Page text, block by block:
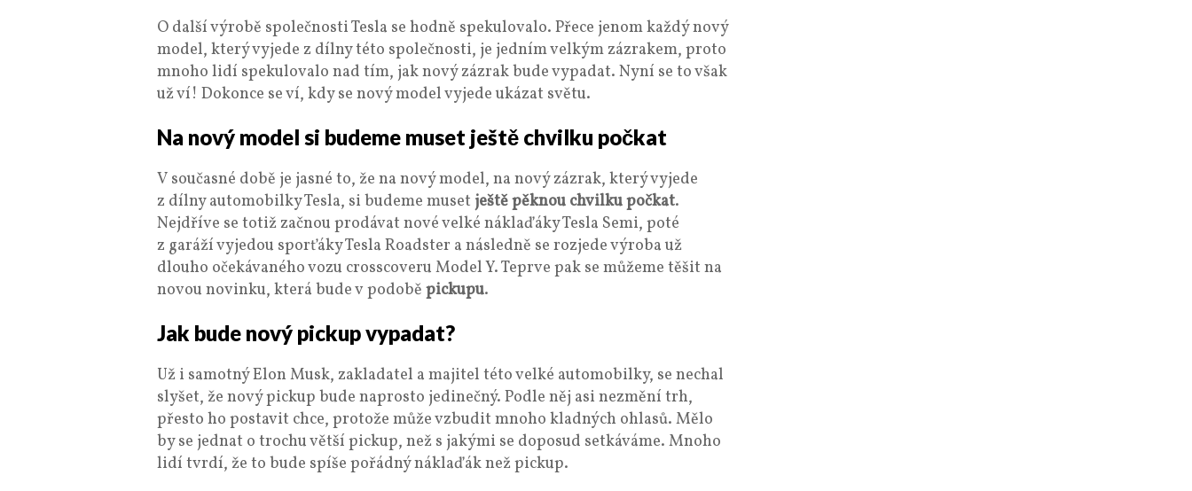
O další výrobě společnosti Tesla se hodně spekulovalo. Přece jenom každý nový
model, který vyjede z dílny této společnosti, je jedním velkým zázrakem, proto
mnoho lidí spekulovalo nad tím, jak nový zázrak bude vypadat. Nyní se to však
už ví! Dokonce se ví, kdy se nový model vyjede ukázat světu.
Na nový model si budeme muset ještě chvilku počkat
V současné době je jasné to, že na nový model, na nový zázrak, který vyjede
z dílny automobilky Tesla, si budeme muset ještě pěknou chvilku počkat.
Nejdříve se totiž začnou prodávat nové velké náklaďáky Tesla Semi, poté
z garáží vyjedou sporťáky Tesla Roadster a následně se rozjede výroba už
dlouho očekávaného vozu crosscoveru Model Y. Teprve pak se můžeme těšit na
novou novinku, která bude v podobě pickupu.
Jak bude nový pickup vypadat?
Už i samotný Elon Musk, zakladatel a majitel této velké automobilky, se nechal
slyšet, že nový pickup bude naprosto jedinečný. Podle něj asi nezmění trh,
přesto ho postavit chce, protože může vzbudit mnoho kladných ohlasů. Mělo
by se jednat o trochu větší pickup, než s jakými se doposud setkáváme. Mnoho
lidí tvrdí, že to bude spíše pořádný náklaďák než pickup.